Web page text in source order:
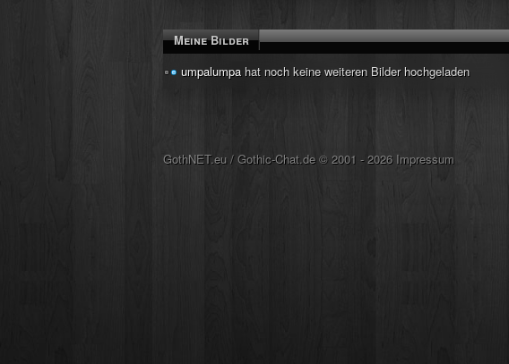
Meine Bilder
umpalumpa hat noch keine weiteren Bilder hochgeladen
GothNET.eu / Gothic-Chat.de© 2001 - 2026 Impressum